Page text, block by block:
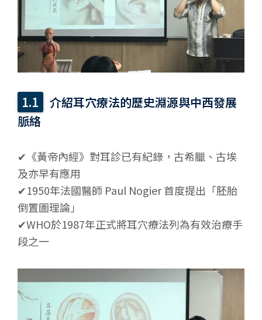
介紹耳穴療法的歷史淵源與中西發展
脈絡
✔《黃帝內經》對耳診已有紀錄，古希臘、古埃
及亦早有應用
✔1950年法國醫師 Paul Nogier 首度提出「胚胎
倒置圖理論」
✔WHO於1987年正式將耳穴療法列為有效治療手
段之一